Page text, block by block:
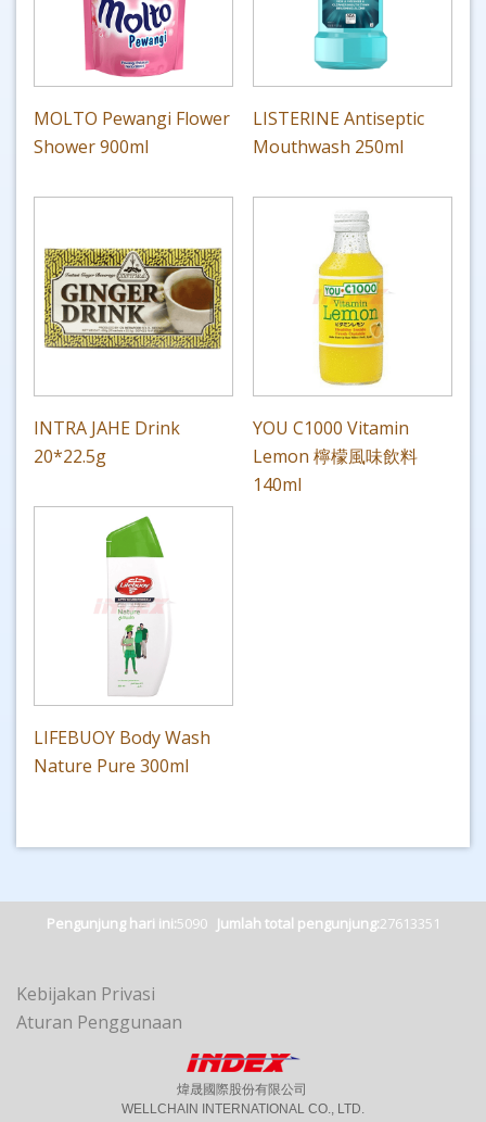
MOLTO Pewangi Flower
Shower 900ml
LISTERINE Antiseptic
Mouthwash 250ml
INTRA JAHE Drink
20*22.5g
YOU C1000 Vitamin
Lemon 檸檬風味飲料
140ml
LIFEBUOY Body Wash
Nature Pure 300ml
Pengunjung hari ini:5090 Jumlah total pengunjung:27613351
Kebijakan Privasi
Aturan Penggunaan
煒晟國際股份有限公司
WELLCHAIN INTERNATIONAL CO., LTD.